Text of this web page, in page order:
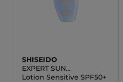
SHISEIDO
EXPERT SUN
PROTECTOR
Lotion Sensitive SPF50+